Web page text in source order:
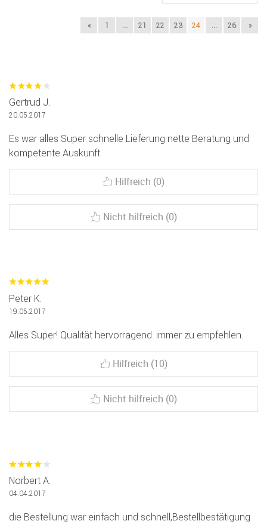
« 1 ... 21 22 23 24 ... 26 »
Gertrud J.
20.05.2017
Es war alles Super schnelle Lieferung nette Beratung und
kompetente Auskunft
Hilfreich (0)
Nicht hilfreich (0)
Peter K.
19.05.2017
Alles Super! Qualität hervorragend. immer zu empfehlen.
Hilfreich (10)
Nicht hilfreich (0)
Norbert A.
04.04.2017
die Bestellung war einfach und schnell,Bestellbestätigung